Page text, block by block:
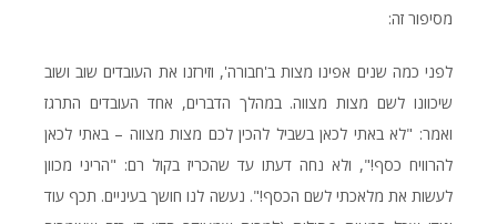
מסיפור זה:
לפני כמה שנים אפינו מצות ב'חבורה', וזירזנו את העובדים שוב ושוב
שיכוונו לשם מצות מצווה. במהלך הדברים, אחד העובדים התרגז
ואמר: "לא באתי לכאן בשביל להכין לכם מצות מצווה – באתי לכאן
להרוויח כסף!", ולא נחה דעתו עד שהכריז בקול רם: "הריני מכוון
לעשות את מלאכתי לשם הכסף!". נעשה לנו חושך בעיניים. תכף עוד